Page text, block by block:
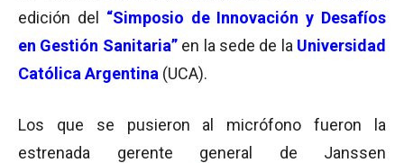
edición del “Simposio de Innovación y Desafíos
en Gestión Sanitaria”en la sede de la Universidad
Católica Argentina (UCA).
Los que se pusieron al micrófono fueron la
estrenada gerente general de Janssen